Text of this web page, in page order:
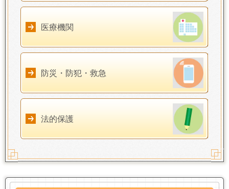
医療機関
防災・防犯・救急
法的保護